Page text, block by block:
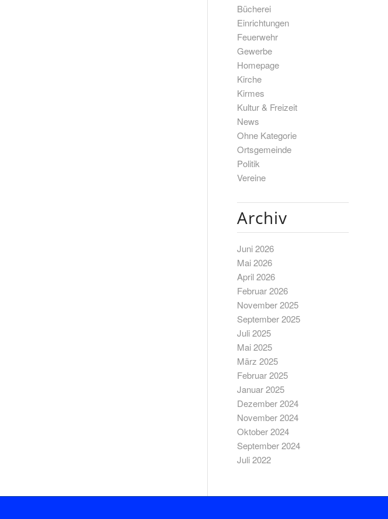
Bücherei
Einrichtungen
Feuerwehr
Gewerbe
Homepage
Kirche
Kirmes
Kultur & Freizeit
News
Ohne Kategorie
Ortsgemeinde
Politik
Vereine
Archiv
Juni 2026
Mai 2026
April 2026
Februar 2026
November 2025
September 2025
Juli 2025
Mai 2025
März 2025
Februar 2025
Januar 2025
Dezember 2024
November 2024
Oktober 2024
September 2024
Juli 2022